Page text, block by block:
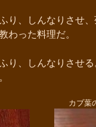
り、しんなりさせ
わった料理だ。
り、しんなりさせ
カブ葉